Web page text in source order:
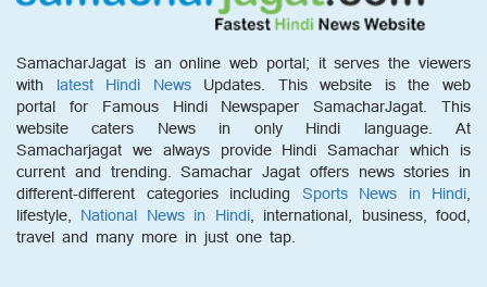
SamacharJagat is an online web portal; it serves the viewers
with latest Hindi NewsUpdates. This website is the web
portal for Famous Hindi Newspaper SamacharJagat. This
website caters News in only Hindi language. At
Samacharjagat we always provide Hindi Samachar which is
current and trending. Samachar Jagat offers news stories in
different-different categories including Sports News in Hindi,
lifestyle, National News in Hindi, international, business, food,
travel and many more in just one tap.